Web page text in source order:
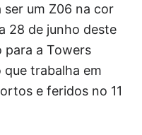
um Z06 na cor
28 de junho deste
para a Towers
trabalha em
e feridos no 11